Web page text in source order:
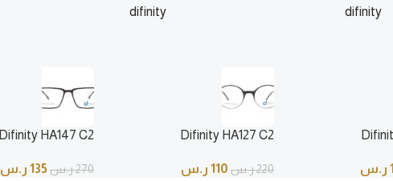
difinity
difinity
ر.س
Difinity HA127 C2
220ر.س 110 ر.س
Difinity HA147 C2
270ر.س135 ر.س